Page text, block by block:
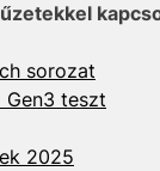
sorozat
Gen3 teszt
2025